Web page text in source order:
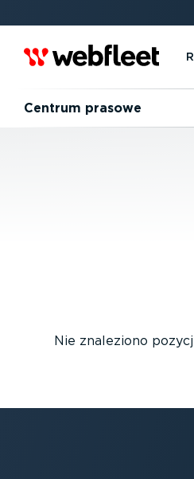
Centrum prasowe
Nie znaleziono